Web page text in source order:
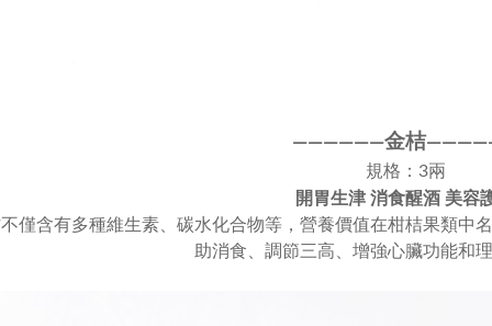
——————金桔——
規格：3兩
開胃生津 消食醒酒 美容
含有多種維生素、碳水化合物等，營養價值在柑桔果類中
助消食、調節三高、增強心臟功能和